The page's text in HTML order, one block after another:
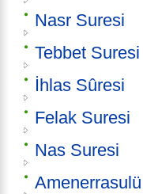
Nasr Suresi
Tebbet Suresi
İhlas Sûresi
Felak Suresi
Nas Suresi
Amenerrasulü